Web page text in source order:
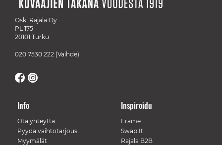
Osk. Rajala Oy
PL 175
20101 Turku
020 7530 222 (Vaihde)
Info
Ota yhteyttä
Pyydä vaihtotarjous
Myymälät
Inspiroidu
Frame
Swap It
Rajala B2B